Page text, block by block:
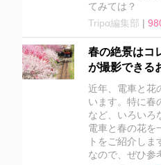
てみては？
Tripα編集部 |
春の絶景はコ
が撮影できる
近年、電車と花
います。特に春
など、いろいろ
電車と春の花を
トをご紹介しま
なので、ぜひ参